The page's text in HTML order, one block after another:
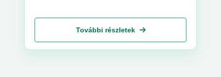
További részletek